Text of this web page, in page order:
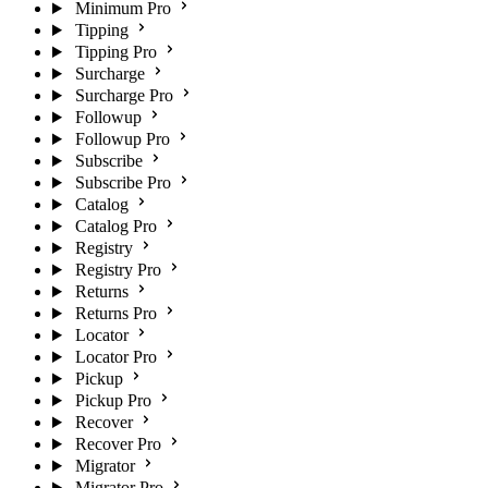
Minimum Pro
Tipping
Tipping Pro
Surcharge
Surcharge Pro
Followup
Followup Pro
Subscribe
Subscribe Pro
Catalog
Catalog Pro
Registry
Registry Pro
Returns
Returns Pro
Locator
Locator Pro
Pickup
Pickup Pro
Recover
Recover Pro
Migrator